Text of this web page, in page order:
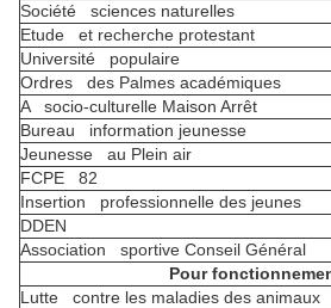
Société sciences naturelles
Etude et recherche protestant
Université populaire
Ordres des Palmes académiques
A socio-culturelle Maison Arrêt
Bureau information jeunesse
Jeunesse au Plein air
FCPE 82
Insertion professionnelle des jeunes
DDEN
Association sportive Conseil Général
Pour
Lutte contre les maladies des animaux